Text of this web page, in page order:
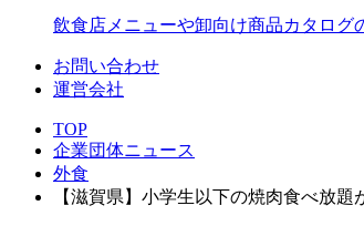
飲食店メニューや卸向け商品カタログ
お問い合わせ
運営会社
TOP
企業団体ニュース
外食
【滋賀県】小学生以下の焼肉食べ放